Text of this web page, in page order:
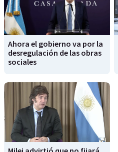
Ahora el gobierno va por la
desregulación de las obras
sociales